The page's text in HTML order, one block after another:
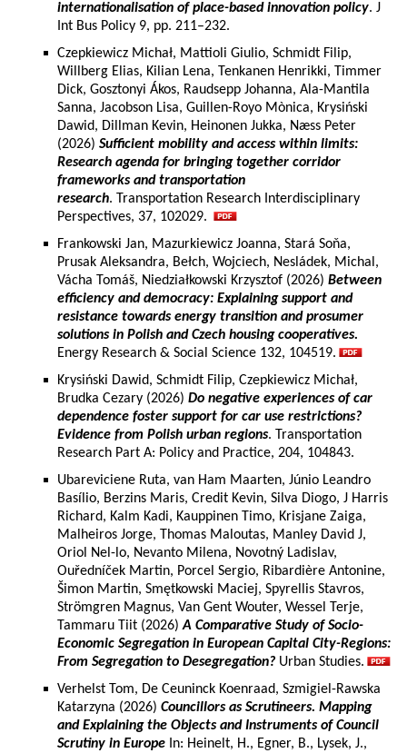
internationalisation of place-based innovation policy. J
Int Bus Policy 9, pp. 211–232.
Czepkiewicz Michał, Mattioli Giulio, Schmidt Filip,
Willberg Elias, Kilian Lena, Tenkanen Henrikki, Timmer
Dick, Gosztonyi Ákos, Raudsepp Johanna, Ala-Mantila
Sanna, Jacobson Lisa, Guillen-Royo Mònica, Krysiński
Dawid, Dillman Kevin, Heinonen Jukka, Næss Peter
(2026) Sufficient mobility and access within limits:
Research agenda for bringing together corridor
frameworks and transportation
research. Transportation Research Interdisciplinary
Perspectives, 37, 102029.
Frankowski Jan, Mazurkiewicz Joanna, Stará Soňa,
Prusak Aleksandra, Bełch, Wojciech, Nesládek, Michal,
Vácha Tomáš, Niedziałkowski Krzysztof (2026) Between
efficiency and democracy: Explaining support and
resistance towards energy transition and prosumer
solutions in Polish and Czech housing cooperatives.
Energy Research & Social Science 132, 104519.
Krysiński Dawid, Schmidt Filip, Czepkiewicz Michał,
Brudka Cezary (2026) Do negative experiences of car
dependence foster support for car use restrictions?
Evidence from Polish urban regions. Transportation
Research Part A: Policy and Practice, 204, 104843.
Ubareviciene Ruta, van Ham Maarten, Júnio Leandro
Basílio, Berzins Maris, Credit Kevin, Silva Diogo, J Harris
Richard, Kalm Kadi, Kauppinen Timo, Krisjane Zaiga,
Malheiros Jorge, Thomas Maloutas, Manley David J,
Oriol Nel-lo, Nevanto Milena, Novotný Ladislav,
Ouředníček Martin, Porcel Sergio, Ribardière Antonine,
Šimon Martin, Smętkowski Maciej, Spyrellis Stavros,
Strömgren Magnus, Van Gent Wouter, Wessel Terje,
Tammaru Tiit (2026)A Comparative Study of Socio-
Economic Segregation in European Capital City-Regions:
From Segregation to Desegregation? Urban Studies.
Verhelst Tom, De Ceuninck Koenraad, Szmigiel-Rawska
Katarzyna (2026) Councillors as Scrutineers. Mapping
and Explaining the Objects and Instruments of Council
Scrutiny in Europe In: Heinelt, H., Egner, B., Lysek, J.,